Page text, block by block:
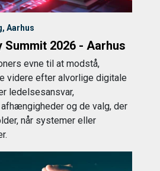
Aarhus
Summit 2026 - Aarhus
evne til at modstå,
videre efter alvorlige digitale
ledelsesansvar,
og de valg, der
når systemer eller